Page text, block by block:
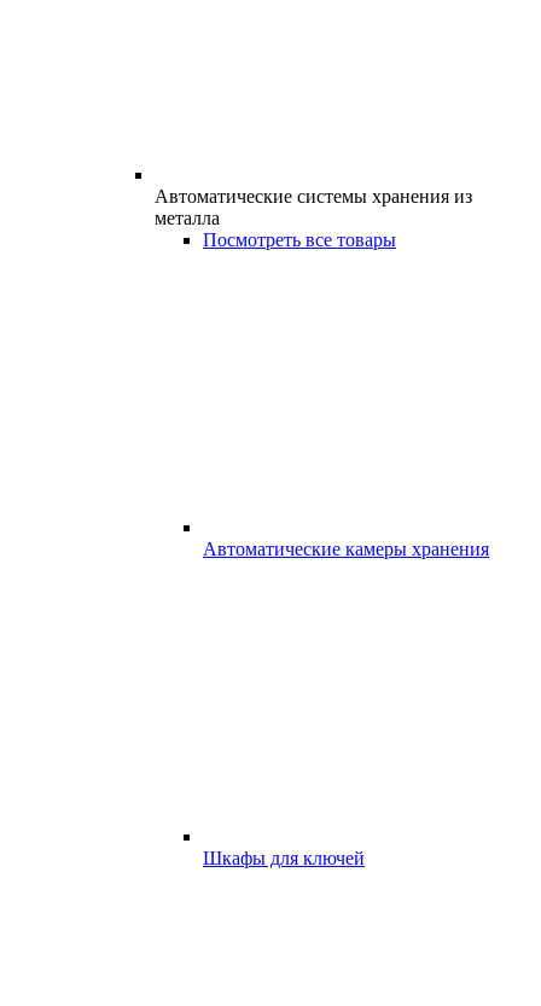
Автоматические системы хранения из
металла
Посмотреть все товары
Автоматические камеры хранения
Шкафы для ключей